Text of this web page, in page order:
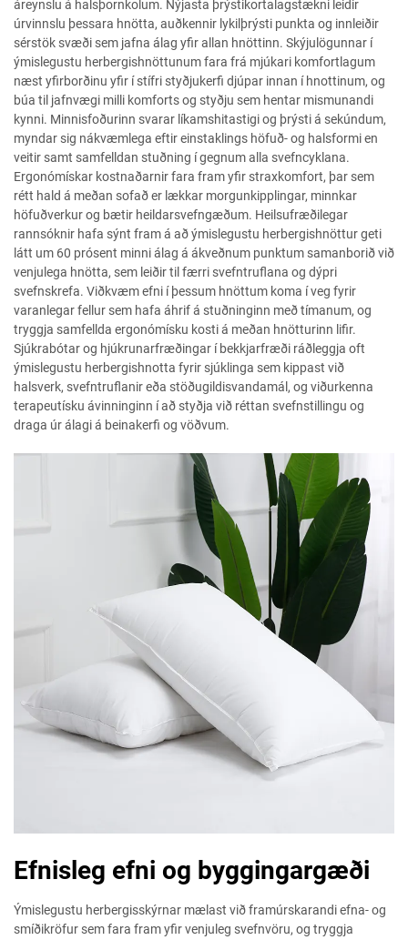
áreynslu á halsþornkolum. Nýjasta þrýstikortalagstækni leidir
úrvinnslu þessara hnötta, auðkennir lykilþrýsti punkta og innleiðir
sérstök svæði sem jafna álag yfir allan hnöttinn. Skýjulögunnar í
ýmislegustu herbergishnöttunum fara frá mjúkari komfortlagum
næst yfirborðinu yfir í stífri styðjukerfi djúpar innan í hnottinum, og
búa til jafnvægi milli komforts og styðju sem hentar mismunandi
kynni. Minnisfoðurinn svarar líkamshitastigi og þrýsti á sekúndum,
myndar sig nákvæmlega eftir einstaklings höfuð- og halsformi en
veitir samt samfelldan stuðning í gegnum alla svefncyklana.
Ergonómískar kostnaðarnir fara fram yfir straxkomfort, þar sem
rétt hald á meðan sofað er lækkar morgunkipplingar, minnkar
höfuðverkur og bætir heildarsvefngæðum. Heilsufræðilegar
rannsóknir hafa sýnt fram á að ýmislegustu herbergishnöttur geti
látt um 60 prósent minni álag á ákveðnum punktum samanborið við
venjulega hnötta, sem leiðir til færri svefntruflana og dýpri
svefnskrefa. Viðkvæm efni í þessum hnöttum koma í veg fyrir
varanlegar fellur sem hafa áhrif á stuðninginn með tímanum, og
tryggja samfellda ergonómísku kosti á meðan hnötturinn lifir.
Sjúkrabótar og hjúkrunarfræðingar í bekkjarfræði ráðleggja oft
ýmislegustu herbergishnotta fyrir sjúklinga sem kippast við
halsverk, svefntruflanir eða stöðugildisvandamál, og viðurkenna
terapeutísku ávinninginn í að styðja við réttan svefnstillingu og
draga úr álagi á beinakerfi og vöðvum.
Efnisleg efni og byggingargæði
Ýmislegustu herbergisskýrnar mælast við framúrskarandi efna- og
smíðikröfur sem fara fram yfir venjuleg svefnvöru, og tryggja